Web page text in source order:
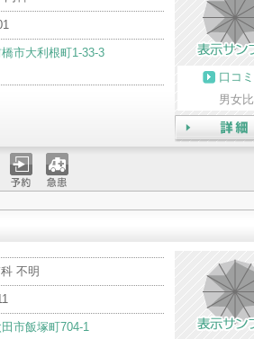
市大利根町1-33-3
口コミ
男女比
詳細
予約 急患
不明
市飯塚町704-1